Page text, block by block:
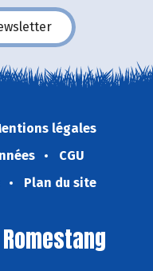
légales
CGU
Plan du site